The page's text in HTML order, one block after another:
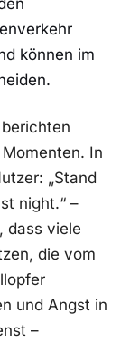
können im
In
„Stand
night.“ –
dass viele
die vom
und Angst in
–